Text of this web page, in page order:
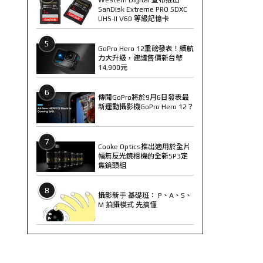
SanDisk Extreme PRO SDXC
UHS-II V60 等級記憶卡
5
GoPro Hero 12重磅發表！續航
力大升級，建議售價新台幣
14,900元
6
傳聞GoPro將於9月6日發表最
新運動攝影機GoPro Hero 12？
7
Cooke Optics推出適用於全片
幅無反光鏡相機的全新SP3定
焦鏡頭組
8
攝影新手 基礎班： P、A、S、
M 拍攝模式 先搞懂